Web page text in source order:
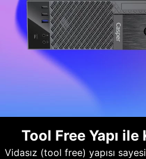
Tool Free Yapı
Vidasız (tool free) yapısı